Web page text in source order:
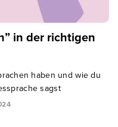
in der richtigen
haben und wie du
sagst